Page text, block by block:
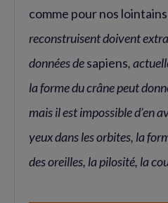
comme pour nos
reconstruisent doivent
données desapiens,
la forme du crâne peut
mais il est impossible d’en
yeux dans les orbites, la
des oreilles, la pilosité, la